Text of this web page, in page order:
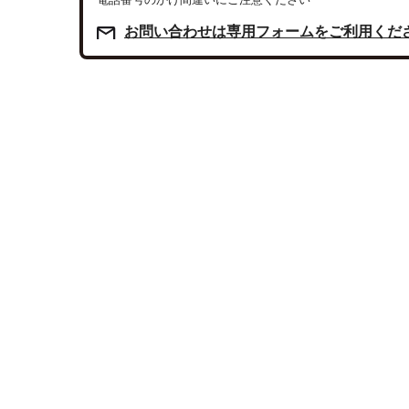
お問い合わせは専用フォームをご利用くだ